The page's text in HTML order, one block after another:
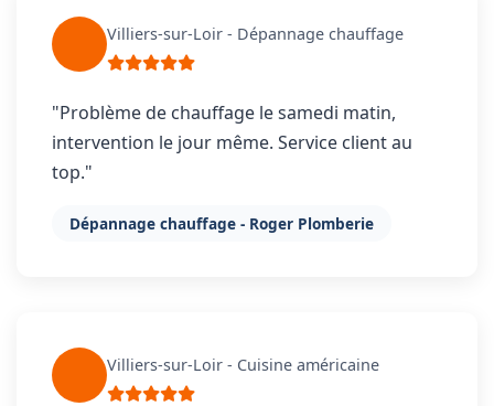
Villiers-sur-Loir - Dépannage chauffage
"Problème de chauffage le samedi matin,
intervention le jour même. Service client au
top."
Dépannage chauffage - Roger Plomberie
Villiers-sur-Loir - Cuisine américaine